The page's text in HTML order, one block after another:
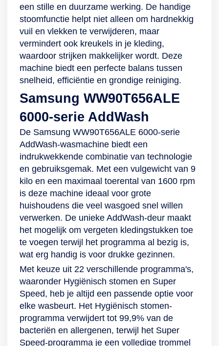
een stille en duurzame werking. De handige
stoomfunctie helpt niet alleen om hardnekkig
vuil en vlekken te verwijderen, maar
vermindert ook kreukels in je kleding,
waardoor strijken makkelijker wordt. Deze
machine biedt een perfecte balans tussen
snelheid, efficiëntie en grondige reiniging.
Samsung WW90T656ALE
6000-serie AddWash
De Samsung WW90T656ALE 6000-serie
AddWash-wasmachine biedt een
indrukwekkende combinatie van technologie
en gebruiksgemak. Met een vulgewicht van 9
kilo en een maximaal toerental van 1600 rpm
is deze machine ideaal voor grote
huishoudens die veel wasgoed snel willen
verwerken. De unieke AddWash-deur maakt
het mogelijk om vergeten kledingstukken toe
te voegen terwijl het programma al bezig is,
wat erg handig is voor drukke gezinnen.
Met keuze uit 22 verschillende programma's,
waaronder Hygiënisch stomen en Super
Speed, heb je altijd een passende optie voor
elke wasbeurt. Het Hygiënisch stomen-
programma verwijdert tot 99,9% van de
bacteriën en allergenen, terwijl het Super
Speed-programma je een volledige trommel